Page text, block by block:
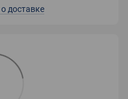
доставке